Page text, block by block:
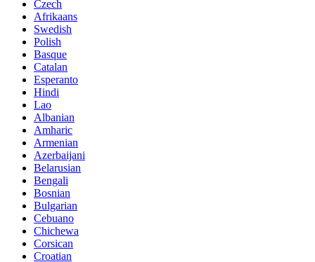
Czech
Afrikaans
Swedish
Polish
Basque
Catalan
Esperanto
Hindi
Lao
Albanian
Amharic
Armenian
Azerbaijani
Belarusian
Bengali
Bosnian
Bulgarian
Cebuano
Chichewa
Corsican
Croatian